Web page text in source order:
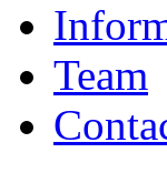
Team